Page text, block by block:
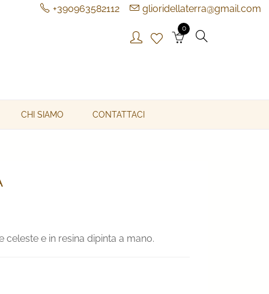
+390963582112 glioridellaterra@gmail.com
0
CHI SIAMO CONTATTACI
e in resina dipinta a mano.